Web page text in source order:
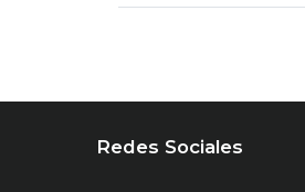
Redes Sociales